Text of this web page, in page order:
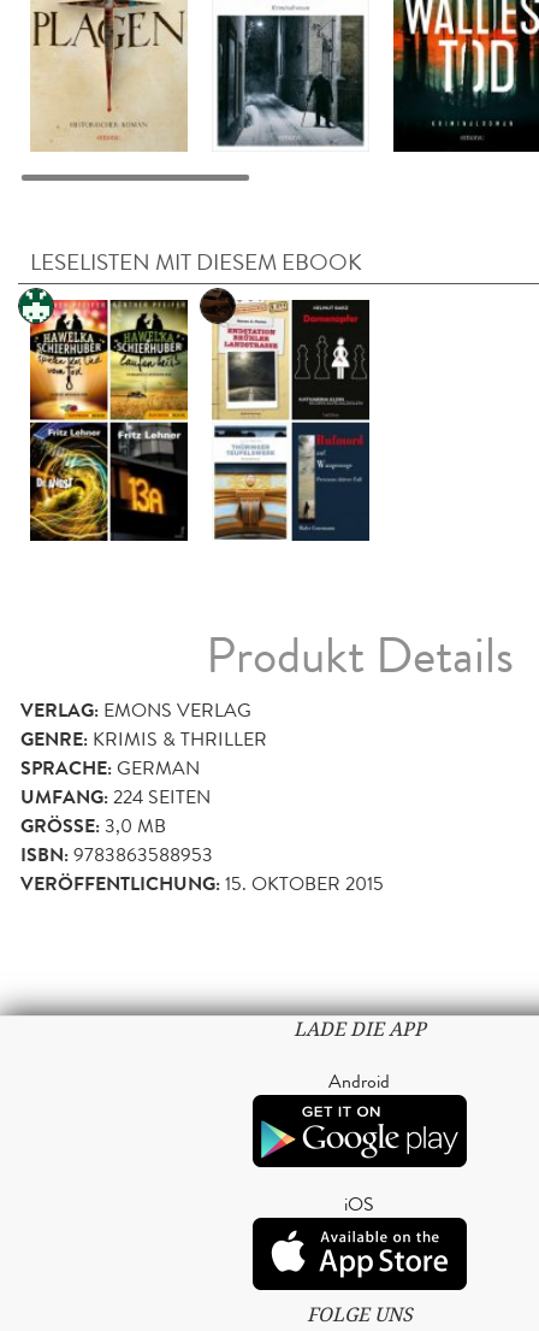
LESELISTEN MIT DIESEM EBOOK
Produkt Details
VERLAG: EMONS VERLAG
GENRE: KRIMIS & THRILLER
SPRACHE:GERMAN
UMFANG:224 SEITEN
GRÖSSE: 3,0 MB
ISBN:9783863588953
VERÖFFENTLICHUNG:15. OKTOBER 2015
LADE DIE APP
Android
iOS
FOLGE UNS